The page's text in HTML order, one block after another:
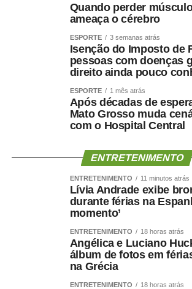
Quando perder
ameaça o cérebro
ESPORTE 3 semanas atrás
Isenção do Imposto de
pessoas com doenças
direito ainda pouco
ESPORTE 1 mês atrás
Após décadas de
Mato Grosso muda
com o Hospital Central
ENTRETENIMENTO
ENTRETENIMENTO 11 minutos atrás
Lívia Andrade exibe
durante férias na
momento’
ENTRETENIMENTO 18 horas atrás
Angélica e Luciano
álbum de fotos em
na Grécia
ENTRETENIMENTO 18 horas atrás